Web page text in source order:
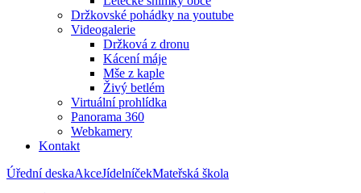
Držkovské pohádky na youtube
Videogalerie
Držková z dronu
Kácení máje
Mše z kaple
Živý betlém
Virtuální prohlídka
Panorama 360
Webkamery
Kontakt
Úřední deskaAkceJídelníčekMateřská škola